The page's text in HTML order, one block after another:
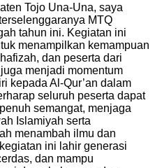
Tojo Una-Una, saya
MTQ
tahun ini. Kegiatan ini
menampilkan kemampuan
dan peserta dari
menjadi momentum
kepada Al-Qur’an dalam
seluruh peserta dapat
semangat, menjaga
Islamiyah serta
menambah ilmu dan
ini lahir generasi
dan mampu